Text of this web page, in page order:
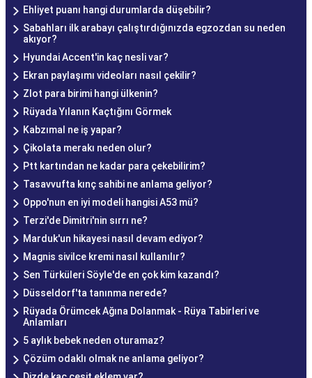
Ehliyet puanı hangi durumlarda düşebilir?
Sabahları ilk arabayı çalıştırdığınızda egzozdan su neden
akıyor?
Hyundai Accent'in kaç nesli var?
Ekran paylaşımı videoları nasıl çekilir?
Zlot para birimi hangi ülkenin?
Rüyada Yılanın Kaçtığını Görmek
Kabzımal ne iş yapar?
Çikolata merakı neden olur?
Ptt kartından ne kadar para çekebilirim?
Tasavvufta kınç sahibi ne anlama geliyor?
Oppo'nun en iyi modeli hangisi A53 mü?
Terzi'de Dimitri'nin sırrı ne?
Marduk'un hikayesi nasıl devam ediyor?
Magnis sivilce kremi nasıl kullanılır?
Sen Türküleri Söyle'de en çok kim kazandı?
Düsseldorf'ta tanınma nerede?
Rüyada Örümcek Ağına Dolanmak - Rüya Tabirleri ve
Anlamları
5 aylık bebek neden oturamaz?
Çözüm odaklı olmak ne anlama geliyor?